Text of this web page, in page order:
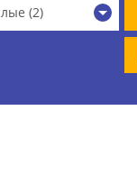
(2)